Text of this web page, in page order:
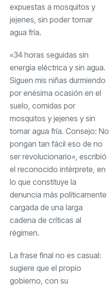
expuestas a mosquitos y
jejenes, sin poder tomar
agua fría.
«34 horas seguidas sin
energía eléctrica y sin agua.
Siguen mis niñas durmiendo
por enésima ocasión en el
suelo, comidas por
mosquitos y jejenes y sin
tomar agua fría. Consejo: No
pongan tan fácil eso de no
ser revolucionario», escribió
el reconocido intérprete, en
lo que constituye la
denuncia más políticamente
cargada de una larga
cadena de críticas al
régimen.
La frase final no es casual:
sugiere que el propio
gobierno, con su